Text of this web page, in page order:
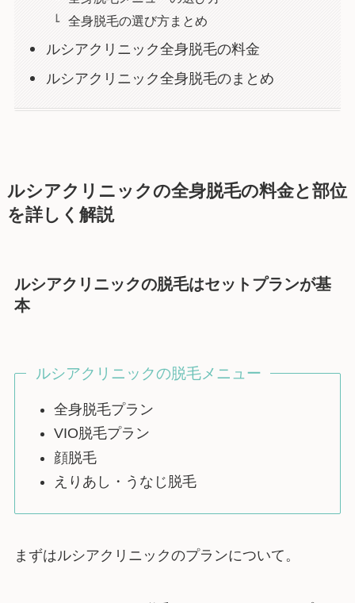
全身脱毛の選び方まとめ
ルシアクリニック全身脱毛の料金
ルシアクリニック全身脱毛のまとめ
ルシアクリニックの全身脱毛の料金と部位
を詳しく解説
ルシアクリニックの脱毛はセットプランが基
本
ルシアクリニックの脱毛メニュー
全身脱毛プラン
VIO脱毛プラン
顔脱毛
えりあし・うなじ脱毛
まずはルシアクリニックのプランについて。